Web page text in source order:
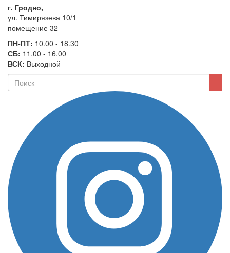
г. Гродно,
ул. Тимирязева 10/1
помещение 32
ПН-ПТ: 10.00 - 18.30
СБ: 11.00 - 16.00
ВСК: Выходной